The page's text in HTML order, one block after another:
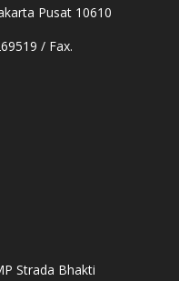
Pusat 10610
/ Fax.
Strada Bhakti